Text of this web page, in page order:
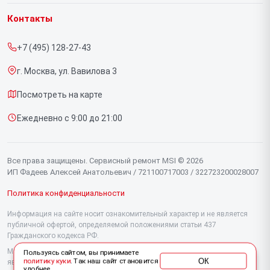
Срочный ремонт
Доставка и способы оплаты
Диагностика
Контакты
Ноутбуков
Контакты
+7 (495) 128-27-43
г. Москва, ул. Вавилова 3
Посмотреть на карте
Ежедневно с 9:00 до 21:00
Все права защищены. Сервисный ремонт MSI © 2026
ИП Фадеев Алексей Анатольевич / 721100717003 / 322723200028007
Политика конфиденциальности
Информация на сайте носит ознакомительный характер и не является
публичной офертой, определяемой положениями статьи 437
Гражданского кодекса РФ.
Мы специализируемся на обслуживании и ремонте техники MSI, но не
являемся их официальным представителем. Предоставляем
Пользуясь сайтом, вы принимаете
политику куки. Так наш сайт становится
ОК